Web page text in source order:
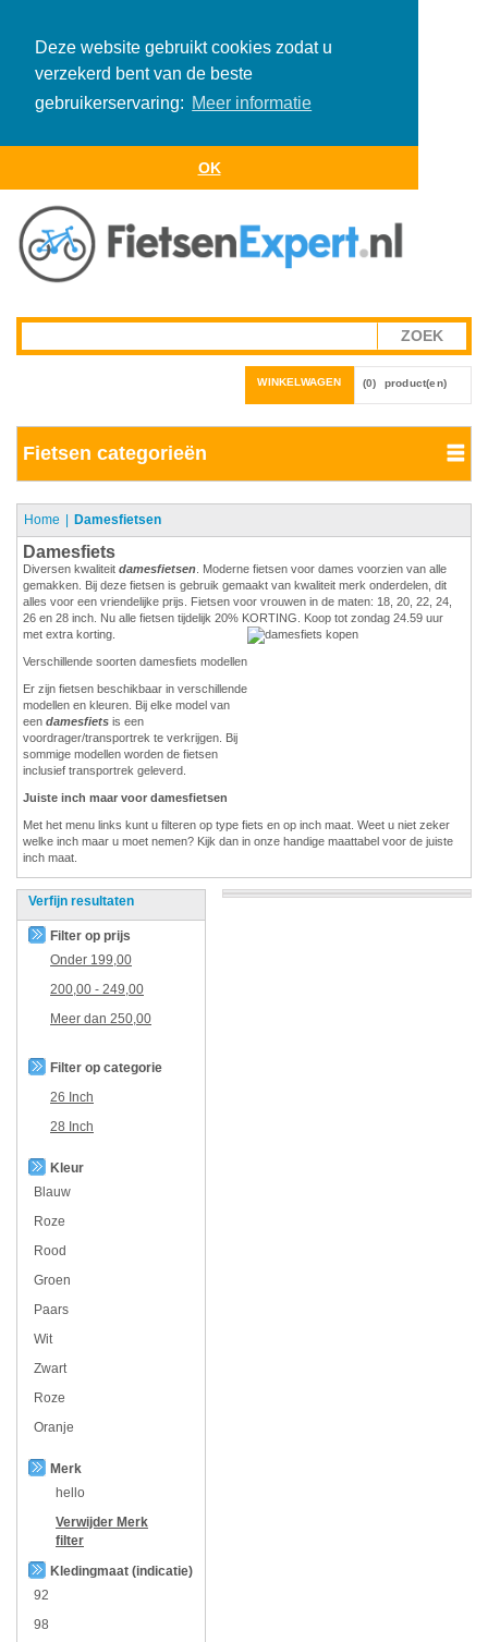
Deze website gebruikt cookies zodat u
verzekerd bent van de beste
gebruikerservaring: Meer informatie
OK
WINKELWAGEN (0) product(en)
Fietsen categorieën
Home Damesfietsen
Damesfiets
Diversen kwaliteit damesfietsen . Moderne fietsen voor dames voorzien van alle
gemakken. Bij deze fietsen is gebruik gemaakt van kwaliteit merk onderdelen, dit
alles voor een vriendelijke prijs. Fietsen voor vrouwen in de maten: 18, 20, 22, 24,
26 en 28 inch. Nu alle fietsen tijdelijk 20% KORTING. Koop tot zondag 24.59 uur
met extra korting.
Verschillende soorten damesfiets modellen
Er zijn fietsen beschikbaar in verschillende
modellen en kleuren. Bij elke model van
een damesfiets is een
voordrager/transportrek te verkrijgen. Bij
sommige modellen worden de fietsen
inclusief transportrek geleverd.
Juiste inch maar voor damesfietsen
Met het menu links kunt u filteren op type fiets en op inch maat. Weet u niet zeker
welke inch maar u moet nemen? Kijk dan in onze handige maattabel voor de juiste
inch maat.
Verfijn resultaten
Filter op prijs
Onder 199,00
200,00 - 249,00
Meer dan 250,00
Filter op categorie
26 Inch
28 Inch
Kleur
Blauw
Roze
Rood
Groen
Paars
Wit
Zwart
Roze
Oranje
Merk
hello
Verwijder Merk
filter
Kledingmaat (indicatie)
92
98